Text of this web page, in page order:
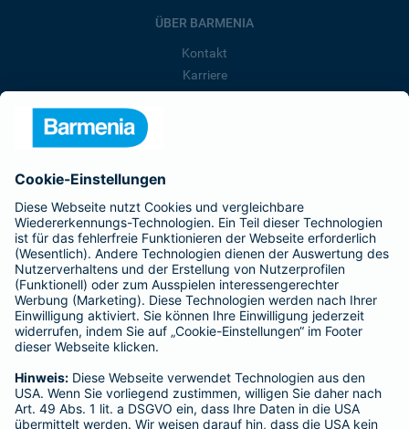
ÜBER BARMENIA
Kontakt
Karriere
Barmenia ist Teil der BarmeniaGothaer
BELIEBTE SEITEN
Kranken-Zusatzversicherung
Tierversicherungen
Haftpflichtversicherung
Hausratversicherung
Adresse ändern
Schaden melden